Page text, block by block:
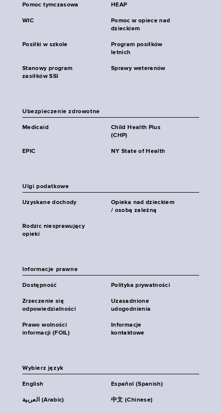
Pomoc tymczasowa HEAP
WIC
Pomoc w opiece nad
dzieckiem
Posiłki w szkole
Program posiłków
letnich
Stanowy program
zasiłków SSI
Sprawy weteranów
Ubezpieczenie zdrowotne
Medicaid
Child Health Plus
(CHP)
EPIC NY State of Health
Ulgi podatkowe
Uzyskane dochody
Opieka nad dzieckiem
/ osobą zależną
Rodzic niesprawujący
opieki
Informacje prawne
Dostępność Polityka prywatności
Zrzeczenie się
odpowiedzialności
Uzasadnione
udogodnienia
Prawo wolności
informacji (FOIL)
Informacje
kontaktowe
Wybierz język
English Español (Spanish)
العربية (Arabic) 中文 (Chinese)